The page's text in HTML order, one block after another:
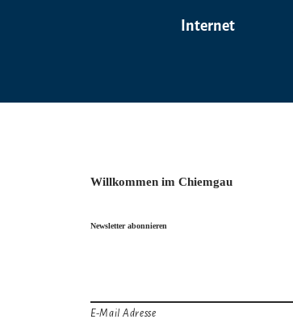
Internet
Willkommen im Chiemgau
Newsletter abonnieren
E-Mail Adresse